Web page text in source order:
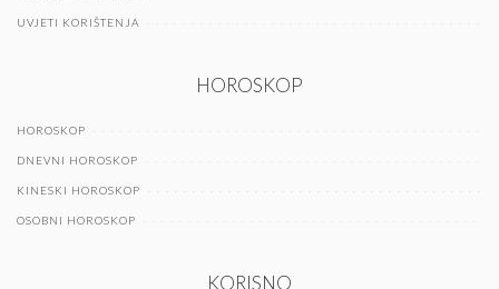
UVJETI KORIŠTENJA
HOROSKOP
HOROSKOP
DNEVNI HOROSKOP
KINESKI HOROSKOP
OSOBNI HOROSKOP
KORISNO